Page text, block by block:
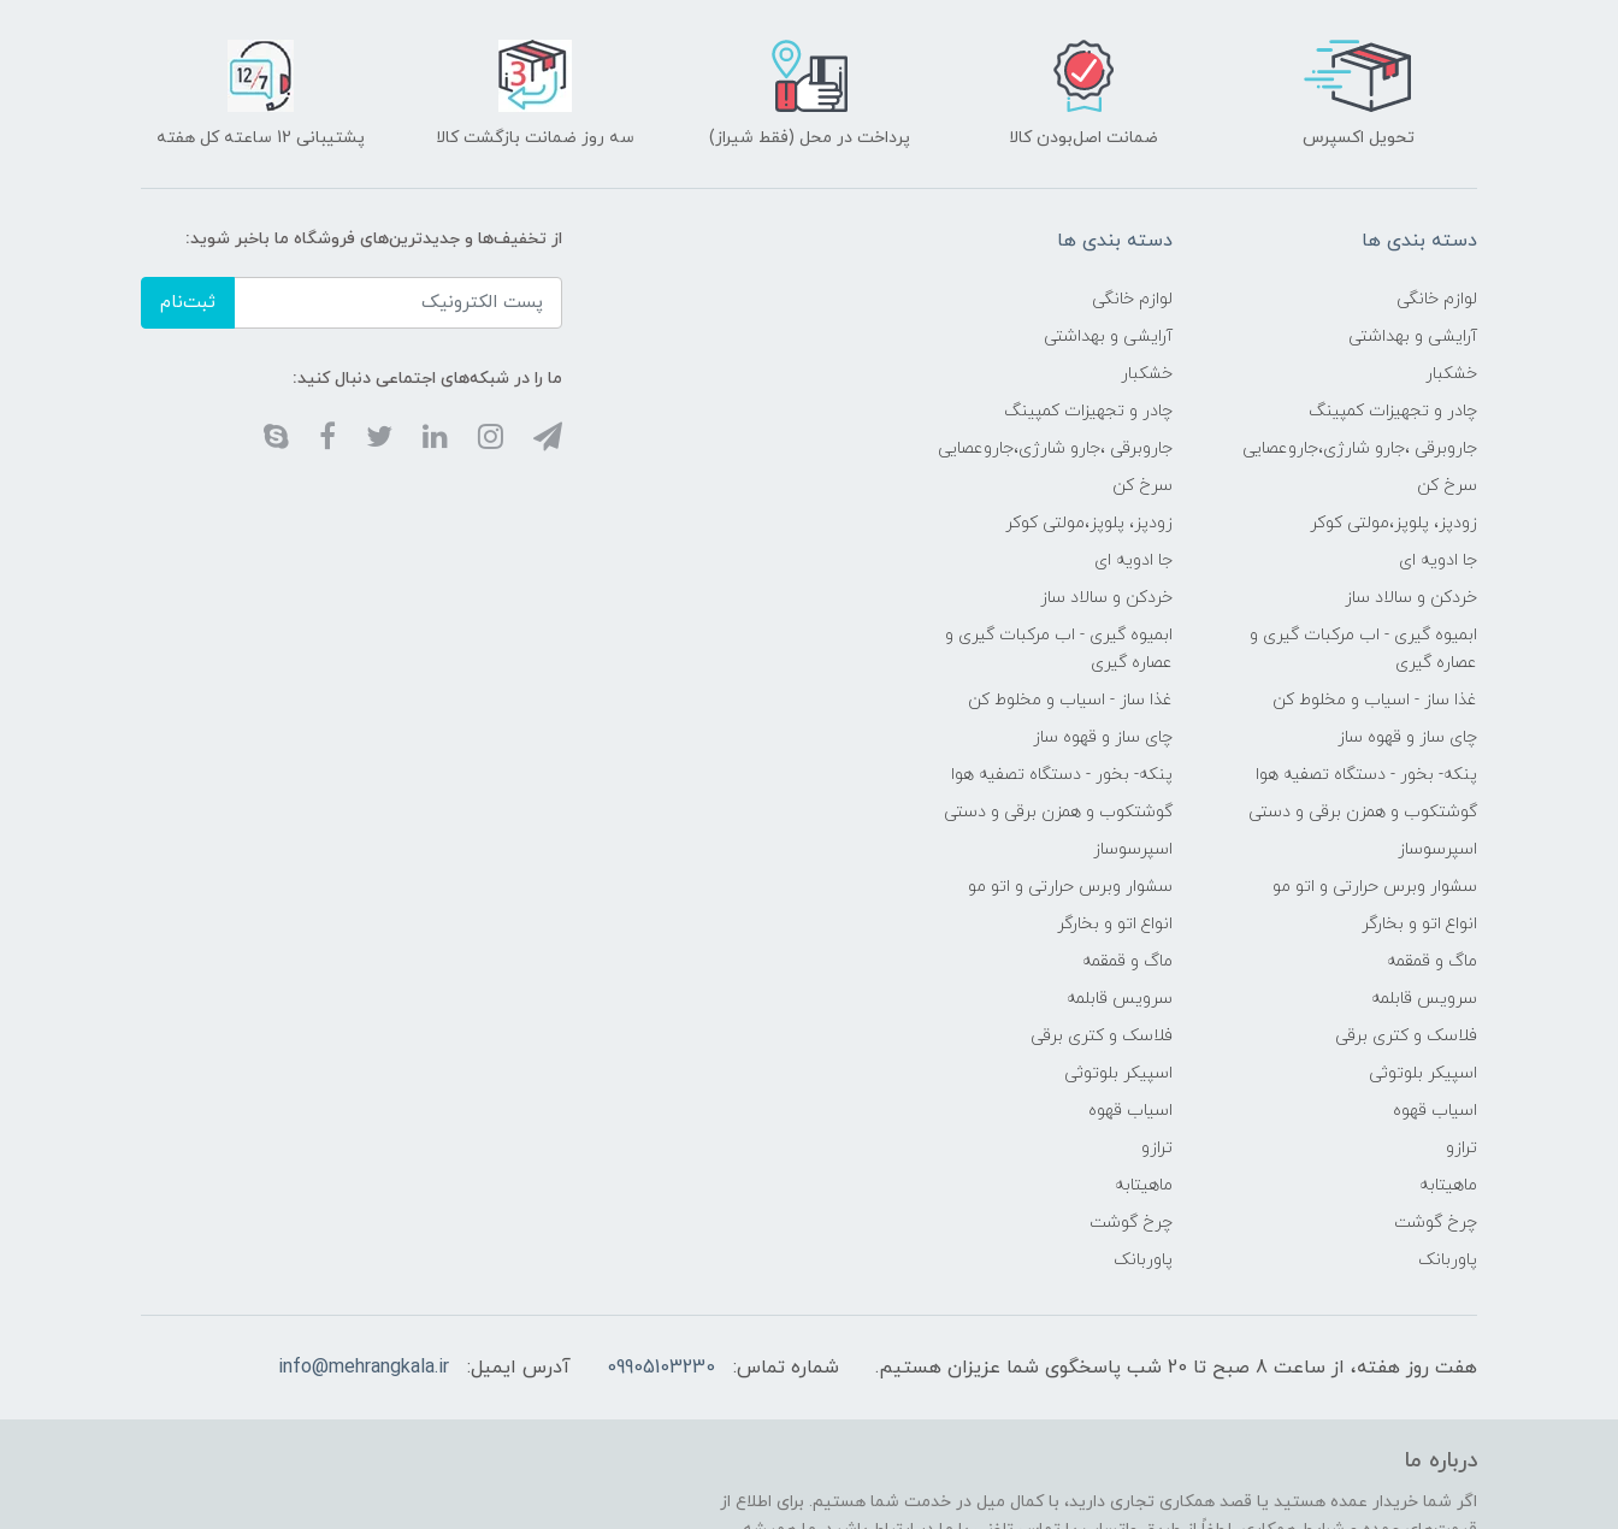
تحویل اکسپرس ضمانت اصل‌بودن کالا پرداخت در محل (فقط شیراز) سه روز ضمانت بازگشت کالا پشتیبانی 12 ساعته کل هفته
دسته بندی ها
لوازم خانگی
آرایشی و بهداشتی
خشکبار
چادر و تجهیزات کمپینگ
جاروبرقی ،جارو شارژی،جاروعصایی
سرخ کن
زودپز، پلوپز،مولتی کوکر
جا ادویه ای
خردکن و سالاد ساز
ابمیوه گیری - اب مرکبات گیری و
عصاره گیری
غذا ساز - اسیاب و مخلوط کن
چای ساز و قهوه ساز
پنکه- بخور - دستگاه تصفیه هوا
گوشتکوب و همزن برقی و دستی
اسپرسوساز
سشوار وبرس حرارتی و اتو مو
انواع اتو و بخارگر
ماگ و قمقمه
سرویس قابلمه
فلاسک و کتری برقی
اسپیکر بلوتوثی
اسیاب قهوه
ترازو
ماهیتابه
چرخ گوشت
پاوربانک
دسته بندی ها
لوازم خانگی
آرایشی و بهداشتی
خشکبار
چادر و تجهیزات کمپینگ
جاروبرقی ،جارو شارژی،جاروعصایی
سرخ کن
زودپز، پلوپز،مولتی کوکر
جا ادویه ای
خردکن و سالاد ساز
ابمیوه گیری - اب مرکبات گیری و
عصاره گیری
غذا ساز - اسیاب و مخلوط کن
چای ساز و قهوه ساز
پنکه- بخور - دستگاه تصفیه هوا
گوشتکوب و همزن برقی و دستی
اسپرسوساز
سشوار وبرس حرارتی و اتو مو
انواع اتو و بخارگر
ماگ و قمقمه
سرویس قابلمه
فلاسک و کتری برقی
اسپیکر بلوتوثی
اسیاب قهوه
ترازو
ماهیتابه
چرخ گوشت
پاوربانک
از تخفیف‌ها و جدیدترین‌های فروشگاه ما باخبر شوید:
ثبت‌نام
ما را در شبکه‌های اجتماعی دنبال کنید:
هفت روز هفته، از ساعت 8 صبح تا 20 شب پاسخگوی شما عزیزان هستیم. شماره تماس: 09905103230 آدرس ایمیل: info@mehrangkala.ir
درباره ما
اگر شما خریدار عمده هستید یا قصد همکاری تجاری دارید، با کمال میل در خدمت شما هستیم. برای اطلاع از